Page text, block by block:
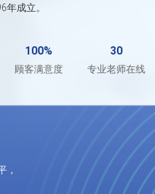
年成立。
100%
顾客满意度
30
专业老师在线
，